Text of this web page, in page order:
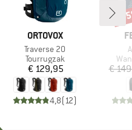
MERK
ORTOVOX
Artikel
Traverse 20
Productgroep
Tourrugzak
Prijs
€ 129,95
4,8(12)
€
-